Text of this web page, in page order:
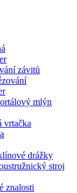
závitů
mlýn
vrtačka
drážky
stroj
znalosti